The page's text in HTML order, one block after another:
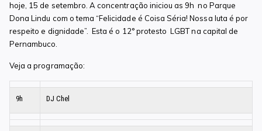
hoje, 15 de setembro. A concentração iniciou as 9h no Parque
Dona Lindu com o tema “Felicidade é Coisa Séria! Nossa luta é por
respeito e dignidade”. Esta é o 12° protesto LGBT na capital de
Pernambuco.
Veja a programação:
9h DJ Chel